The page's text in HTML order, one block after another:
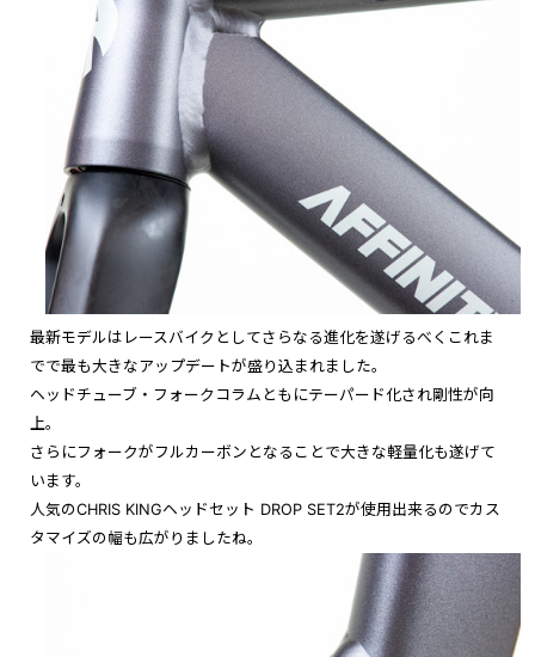
最新モデルはレースバイクとしてさらなる進化を遂げるべく これま
でで最も大きなアップデートが盛り込まれました。
ヘッドチューブ・ フォークコラムともにテーパード化され剛性が向
上。
さらにフォークがフルカーボンとなることで大きな軽量化も遂げて
います。
人気のCHRIS KINGヘッドセット DROP SET2が使用出来るのでカス
タマイズの幅も広がりましたね。